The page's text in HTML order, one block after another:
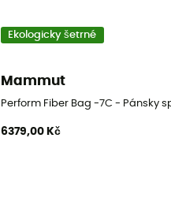
Ekologicky šetrné
Mammut
Perform Fiber Bag -7C - Pánsky
6379,00 Kč